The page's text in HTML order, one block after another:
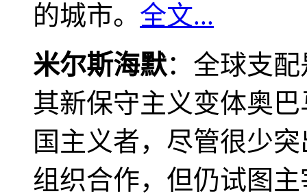
的城市。 全文...
米尔斯海默：全球支
其新保守主义变体奥
国主义者，尽管很少
组织合作，但仍试图